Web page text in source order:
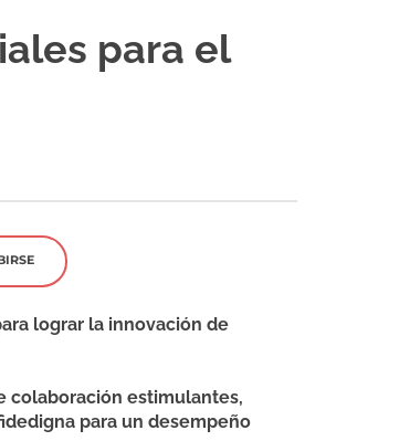
para el
lograr la innovación de
colaboración estimulantes,
para un desempeño